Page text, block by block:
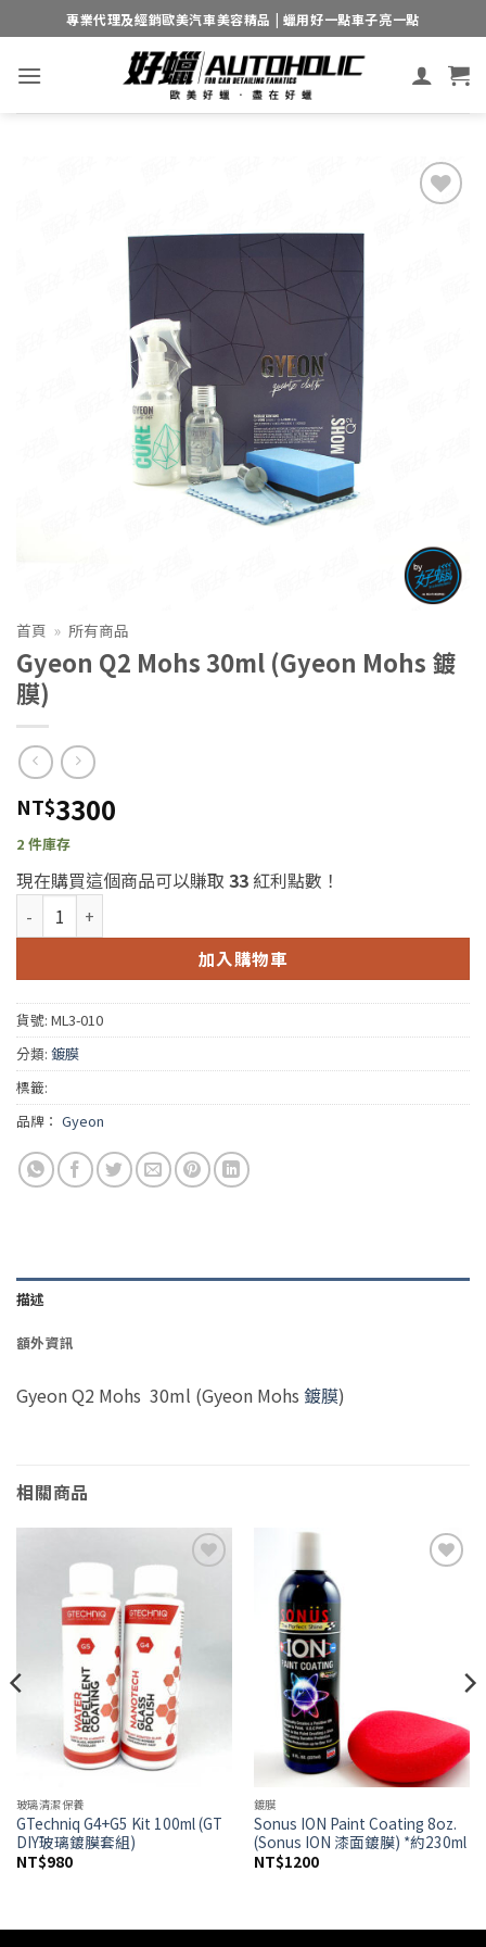
to
content
專業代理及經銷歐美汽車美容精品 | 蠟用好一點車子亮一點
首頁 » 所有商品
Gyeon Q2 Mohs 30ml (Gyeon Mohs 鍍
膜)
NT$3300
2 件庫存
現在購買這個商品可以賺取 33紅利點數！
Gyeon Q2 Mohs 30ml (Gyeon Mohs 鍍膜) 數量
加入購物車
貨號: ML3-010
分類: 鍍膜
標籤:
品牌： Gyeon
描述
額外資訊
Gyeon Q2 Mohs 30ml (Gyeon Mohs 鍍膜)
相關商品
wishlist
玻璃清潔保養
GTechniq G4+G5 Kit 100ml (GT
DIY玻璃鍍膜套組)
NT$980
鍍膜
Sonus ION Paint Coating 8oz.
(Sonus ION 漆面鍍膜) *約230ml
NT$1200